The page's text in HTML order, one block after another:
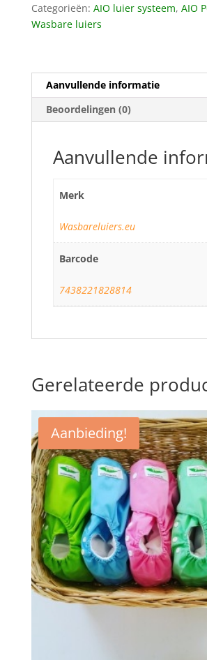
aantal
Categorieën: AIO luier systeem, AIO
Wasbare luiers
Aanvullende informatie
Beoordelingen (0)
Aanvullende
Merk
Wasbareluiers.eu
Barcode
7438221828814
Gerelateerde
Aanbieding!